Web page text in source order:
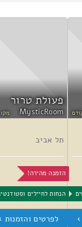
פעולת טרור
MysticRoom
תל אביב
הזמנה מהירה!
הנחות לחיילים